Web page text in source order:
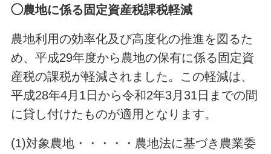
◯農地に係る固定資産税課税軽減
農地利用の効率化及び高度化の推進を図るた
め、平成29年度から農地の保有に係る固定資
産税の課税が軽減されました。この軽減は、
平成28年4月1日から令和2年3月31日までの間
に貸し付けたものが適用となります。
(1)対象農地・・・・・農地法に基づき農業委